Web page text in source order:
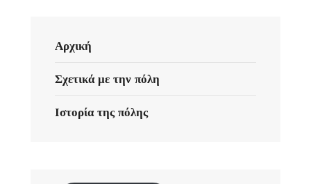
Αρχική
Σχετικά με την πόλη
Ιστορία της πόλης